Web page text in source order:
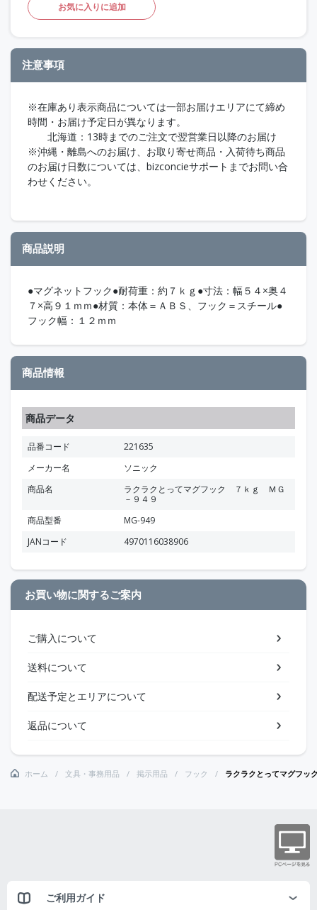
お気に入りに追加
注意事項
※在庫あり表示商品については一部お届けエリアにて締め
時間・お届け予定日が異なります。
北海道：13時までのご注文で翌営業日以降のお届け
※沖縄・離島へのお届け、お取り寄せ商品・入荷待ち商品
のお届け日数については、bizconcieサポートまでお問い合
わせください。
商品説明
●マグネットフック●耐荷重：約７ｋｇ●寸法：幅５４×奥４
７×高９１ｍｍ●材質：本体＝ＡＢＳ、フック＝スチール●
フック幅：１２ｍｍ
商品情報
商品データ
品番コード
221635
メーカー名
ソニック
商品名
ラクラクとってマグフック ７ｋｇ ＭＧ
－９４９
商品型番
MG-949
JANコード
4970116038906
お買い物に関するご案内
ご購入について
送料について
配送予定とエリアについて
返品について
ホーム 文具・事務用品 掲示用品 フック ラクラクとってマグフ
ご利用ガイド